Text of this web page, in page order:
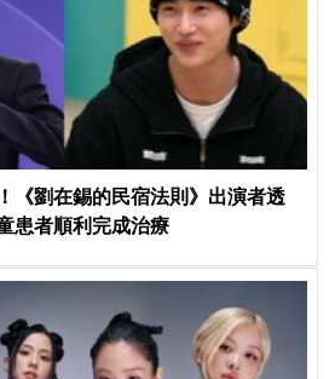
《劉在錫的民宿法則》出演者透
患者順利完成治療